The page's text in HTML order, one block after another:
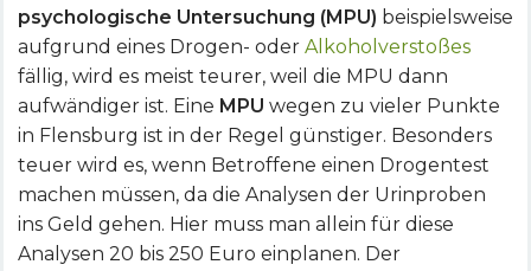
psychologische Untersuchung (MPU) beispielsweise
aufgrund eines Drogen- oder Alkoholverstoßes
fällig, wird es meist teurer, weil die MPU dann
aufwändiger ist. Eine MPU wegen zu vieler Punkte
in Flensburg ist in der Regel günstiger. Besonders
teuer wird es, wenn Betroffene einen Drogentest
machen müssen, da die Analysen der Urinproben
ins Geld gehen. Hier muss man allein für diese
Analysen 20 bis 250 Euro einplanen. Der